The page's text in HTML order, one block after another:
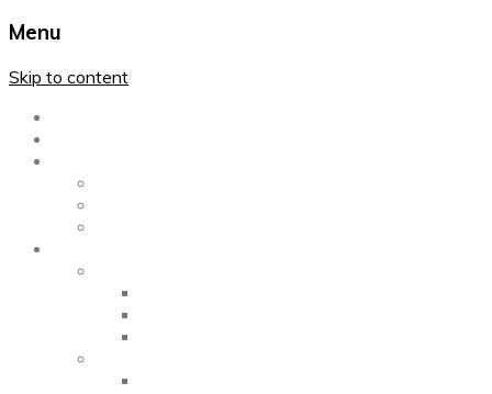
Menu
Skip to content